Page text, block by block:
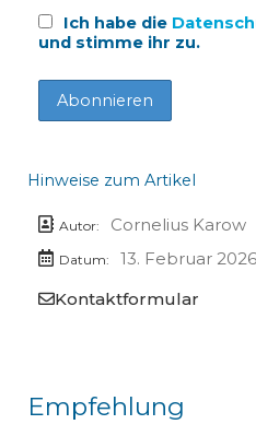
Ich habe die
und stimme ihr zu.
Hinweise zum Artikel
Autor: Cornelius Karow
Datum:
13. Februar 2026
Kontaktformular
Empfehlung